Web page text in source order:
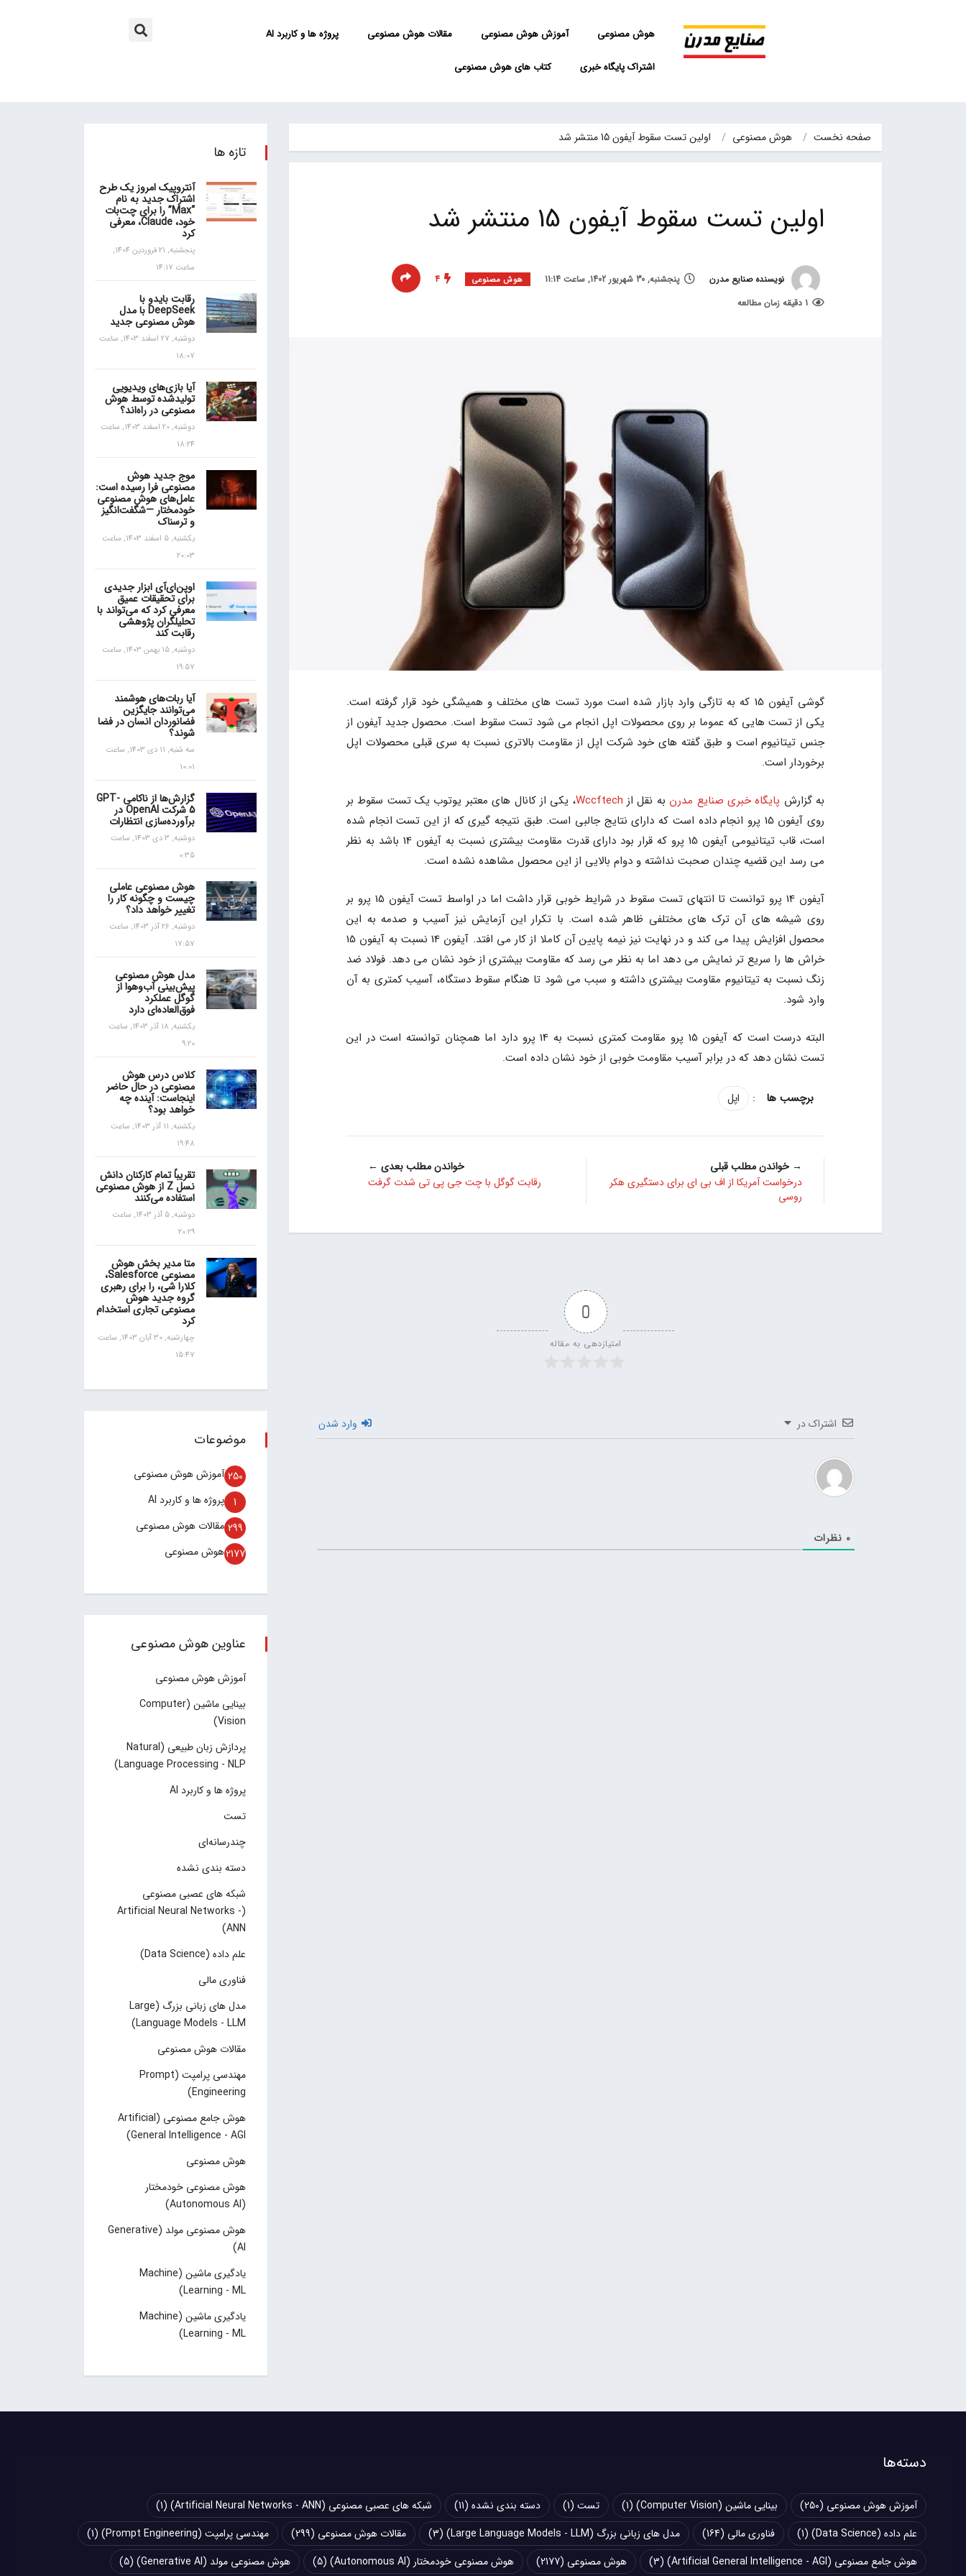
هوش مصنوعی آموزش هوش مصنوعی مقالات هوش مصنوعی پروژه ها و کاربرد AI
اشتراک پایگاه خبری کتاب های هوش مصنوعی
صفحه نخست هوش مصنوعی اولین تست سقوط آیفون 15 منتشر شد
اولین تست سقوط آیفون 15 منتشر شد
نویسنده صنایع مدرن پنجشنبه, 30 شهریور 1402, ساعت 11:14 هوش مصنوعی
4
1 دقیقه زمان مطالعه
گوشی آیفون 15 که به تازگی وارد بازار شده است مورد تست های مختلف و همیشگی خود قرار گرفته است.
یکی از تست هایی که عموما بر روی محصولات اپل انجام می شود تست سقوط است. محصول جدید آیفون از
جنس تیتانیوم است و طبق گفته های خود شرکت اپل از مقاومت بالاتری نسبت به سری قبلی محصولات اپل
برخوردار است.
به گزارش پایگاه خبری صنایع مدرن به نقل از Wccftech، یکی از کانال های معتبر یوتوب یک تست سقوط بر
روی آیفون 15 پرو انجام داده است که دارای نتایج جالبی است. طبق نتیجه گیری که از این تست انجام شده
است، قاب تیتانیومی آیفون 15 پرو که قرار بود دارای قدرت مقاومت بیشتری نسبت به آیفون 14 باشد به نظر
می رسد این قضیه چندان صحبت نداشته و دوام بالایی از این محصول مشاهده نشده است.
آیفون 14 پرو توانست تا انتهای تست سقوط در شرایط خوبی قرار داشت اما در اواسط تست آیفون 15 پرو بر
روی شیشه های آن ترک های مختلفی ظاهر شده است. با تکرار این آزمایش نیز آسیب و صدمه به این
محصول افزایش پیدا می کند و در نهایت نیز نیمه پایین آن کاملا از کار می افتد. آیفون 14 نسبت به آیفون 15
خراش ها را سریع تر نمایش می دهد اما به نظر می رسد که مقاومت بیشتری از خود نشان می دهد. فولاد ضد
زنگ نسبت به تیتانیوم مقاومت بیشتری داشته و سبب می شود تا هنگام سقوط دستگاه، آسیب کمتری به آن
وارد شود.
البته درست است که آیفون 15 پرو مقاومت کمتری نسبت به 14 پرو دارد اما همچنان توانسته است در این
تست نشان دهد که در برابر آسیب مقاومت خوبی از خود نشان داده است.
: اپل
→ خواندن مطلب قبلی
درخواست آمریکا از اف بی ای برای دستگیری هکر
روسی
خواندن مطلب بعدی ←
رقابت گوگل با چت جی پی تی شدت گرفت
0
امتیازدهی به مقاله
اشتراک در وارد شدن
0 نظرات
تازه ها
آنتروپیک امروز یک طرح
اشتراک جدید به نام
“Max” را برای چت‌بات
خود، Claude، معرفی
کرد
پنجشنبه, 21 فروردین 1404,
ساعت 14:17
رقابت بایدو با
DeepSeek با مدل
هوش مصنوعی جدید
دوشنبه, 27 اسفند 1403, ساعت
18:07
آیا بازی‌های ویدیویی
تولیدشده توسط هوش
مصنوعی در راه‌اند؟
دوشنبه, 20 اسفند 1403, ساعت
18:24
موج جدید هوش
مصنوعی فرا رسیده است:
عامل‌های هوش مصنوعی
خودمختار —شگفت‌انگیز
و ترسناک
یکشنبه, 5 اسفند 1403, ساعت
20:03
اوپن‌ای‌آی ابزار جدیدی
برای تحقیقات عمیق
معرفی کرد که می‌تواند با
تحلیلگران پژوهشی
رقابت کند
دوشنبه, 15 بهمن 1403, ساعت
19:57
آیا ربات‌های هوشمند
می‌توانند جایگزین
فضانوردان انسان در فضا
شوند؟
سه شنبه, 11 دی 1403, ساعت
10:01
گزارش‌ها از ناکامی GPT-
5 شرکت OpenAI در
برآورده‌سازی انتظارات
دوشنبه, 3 دی 1403, ساعت
0:35
هوش مصنوعی عاملی
چیست و چگونه کار را
تغییر خواهد داد؟
دوشنبه, 26 آذر 1403, ساعت
17:57
مدل هوش مصنوعی
پیش‌بینی آب‌و‌هوا از
گوگل عملکرد
فوق‌العاده‌ای دارد
یکشنبه, 18 آذر 1403, ساعت
9:20
کلاس درس هوش
مصنوعی در حال حاضر
اینجاست: آینده چه
خواهد بود؟
یکشنبه, 11 آذر 1403, ساعت
19:48
تقریباً تمام کارکنان دانش
نسل Z از هوش مصنوعی
استفاده می‌کنند
دوشنبه, 5 آذر 1403, ساعت
20:29
متا مدیر بخش هوش
مصنوعی Salesforce،
کلارا شی، را برای رهبری
گروه جدید هوش
مصنوعی تجاری استخدام
کرد
چهارشنبه, 30 آبان 1403, ساعت
15:47
موضوعات
آموزش هوش مصنوعی 250
پروژه ها و کاربرد AI 1
مقالات هوش مصنوعی 299
هوش مصنوعی2177
عناوین هوش مصنوعی
آموزش هوش مصنوعی
بینایی ماشین (Computer
Vision)
پردازش زبان طبیعی (Natural
Language Processing - NLP)
پروژه ها و کاربرد AI
تست
چند‌‌رسانه‌ای
دسته بندی نشده
شبکه های عصبی مصنوعی
(Artificial Neural Networks -
ANN)
علم داده (Data Science)
فناوری مالی
مدل های زبانی بزرگ (Large
Language Models - LLM)
مقالات هوش مصنوعی
مهندسی پرامپت (Prompt
Engineering)
هوش جامع مصنوعی (Artificial
General Intelligence - AGI)
هوش مصنوعی
هوش مصنوعی خودمختار
(Autonomous AI)
هوش مصنوعی مولد (Generative
AI)
یادگیری ماشین (Machine
Learning - ML)
یادگیری ماشین (Machine
Learning - ML)
دسته‌ها
آموزش هوش مصنوعی (250) بینایی ماشین (Computer Vision) (1) تست (1) دسته بندی نشده (11) شبکه های عصبی مصنوعی (Artificial Neural Networks - ANN)
(1)
علم داده (Data Science)
(1) فناوری مالی (164) مدل های زبانی بزرگ (Large Language Models - LLM) (3) مقالات هوش مصنوعی (299) مهندسی پرامپت (Prompt Engineering)
(1)
هوش جامع مصنوعی (Artificial General Intelligence - AGI)
(3) هوش مصنوعی (2177) هوش مصنوعی خودمختار (Autonomous AI) (5) هوش مصنوعی مولد (Generative AI) (5)